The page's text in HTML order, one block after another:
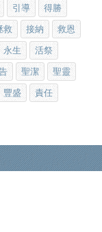
引導
得勝
救 接納
救恩
永生
活祭
聖潔
聖靈
豐盛
責任